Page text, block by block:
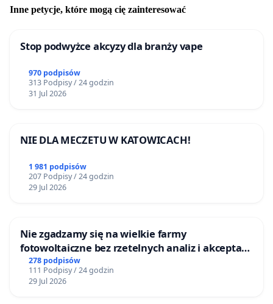
Inne petycje, które mogą cię zainteresować
Stop podwyżce akcyzy dla branży vape
970 podpisów
313 Podpisy / 24 godzin
31 Jul 2026
NIE DLA MECZETU W KATOWICACH!
1 981 podpisów
207 Podpisy / 24 godzin
29 Jul 2026
Nie zgadzamy się na wielkie farmy
fotowoltaiczne bez rzetelnych analiz i akceptacji
mieszkańców
278 podpisów
111 Podpisy / 24 godzin
29 Jul 2026